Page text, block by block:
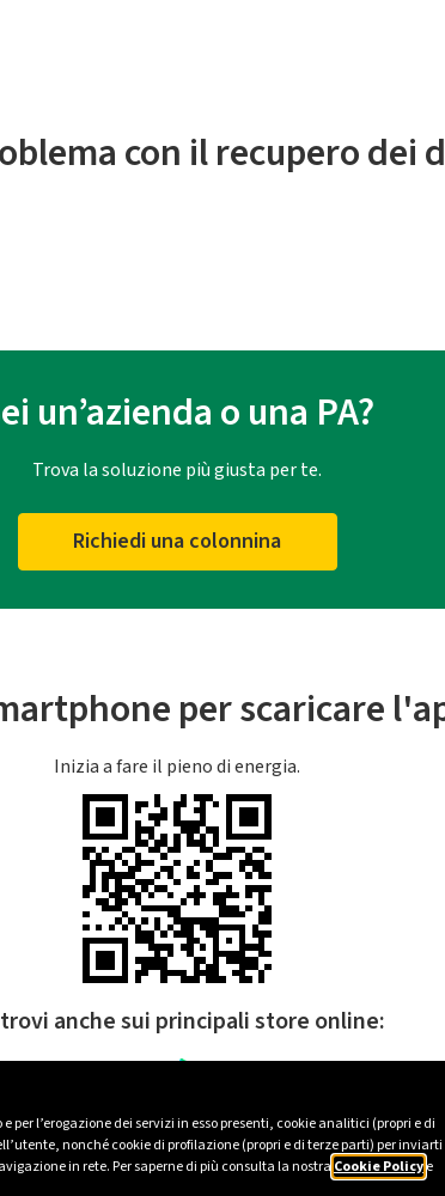
l’erogazione dei servizi in esso presenti, cookie analitici (propri e di
nonché cookie di profilazione (propri e di terze parti) per inviarti
in rete. Per saperne di più consulta la nostra Cookie Policye
con il recupero dei
un’azienda o una PA?
Trova la soluzione più giusta per te.
Richiedi una colonnina
per scaricare
Inizia a fare il pieno di energia.
anche sui principali store online: